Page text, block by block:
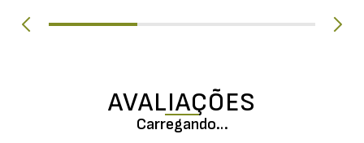
AVALIAÇÕES
Carregando…